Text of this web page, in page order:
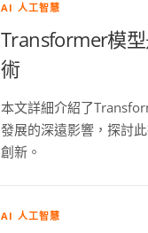
AI 人工智慧
Transformer模
術
本文詳細介紹了
發展的深遠影響，探討
創新。
AI 人工智慧